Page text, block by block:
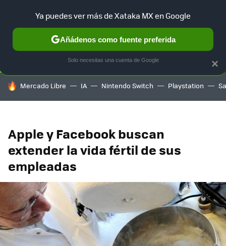
SELECCIÓN GAMING HOME AUTO TERRITORIO
HOY SE HABLA DE
Mercado Libre IA Nintendo Switch Playstation
Apple y Facebook buscan
extender la vida fértil de sus
empleadas
×
Ya puedes ver más de Xataka MX en Google
Añádenos como fuente preferida
Solo necesitas una cuenta de Google